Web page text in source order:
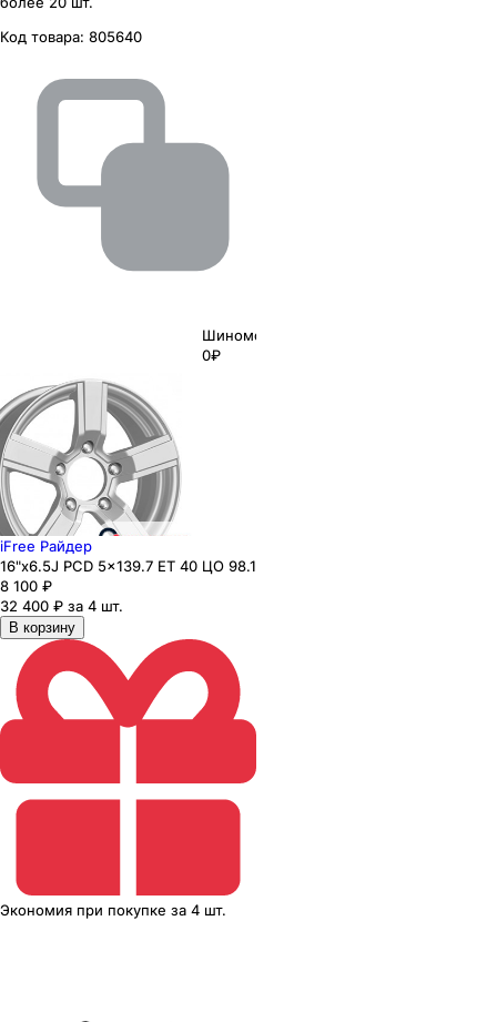
Код товара: 805640
Шиномонтаж
0₽
iFree Райдер
16"x6.5J PCD 5x139.7 ЕТ 40 ЦО 98.1
8 100 ₽
32 400 ₽ за 4 шт.
В корзину
Экономия при покупке за 4 шт.